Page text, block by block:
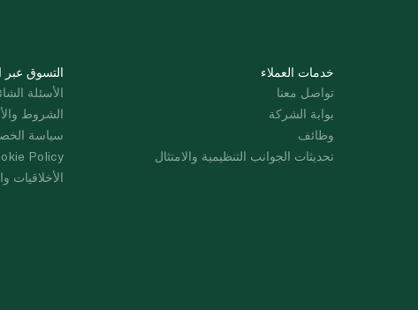
التسوق عبر
الأسئلة
الشروط
سياسة
Policy
الأخلاقيات
خدمات العملاء
تواصل معنا
بوابة الشركة
وظائف
تحديثات الجوانب التنظيمية والامتثال